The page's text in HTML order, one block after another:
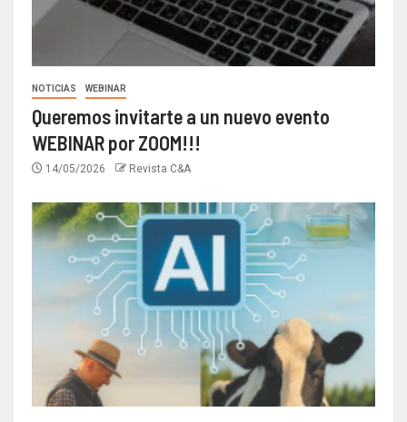
NOTICIAS WEBINAR
Queremos invitarte a un nuevo evento
WEBINAR por ZOOM!!!
14/05/2026 Revista C&A